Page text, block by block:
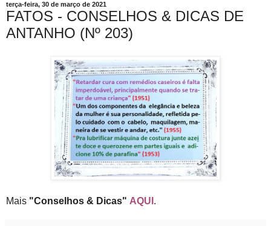
terça-feira, 30 de março de 2021
FATOS - CONSELHOS & DICAS DE
ANTANHO (Nº 203)
Mais "Conselhos & Dicas" AQUI .